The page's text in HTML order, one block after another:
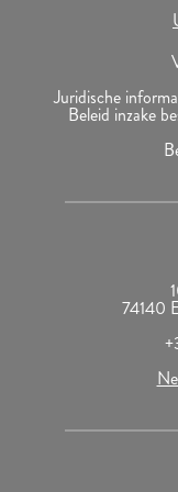
Juridische
Beleid inzake
74140